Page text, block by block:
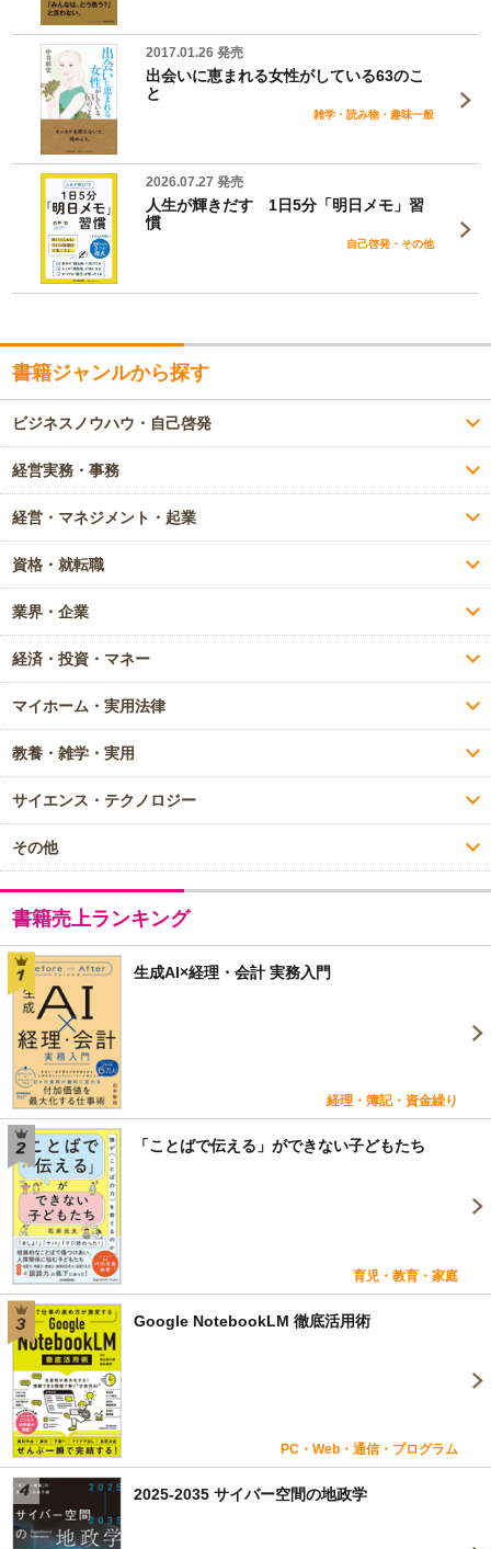
2017.01.26 発売
出会いに恵まれる女性がしている63のこ
と
雑学・読み物・趣味一般
2026.07.27 発売
人生が輝きだす 1日5分「明日メモ」習
慣
自己啓発・その他
書籍ジャンルから探す
ビジネスノウハウ・自己啓発
経営実務・事務
経営・マネジメント・起業
資格・就転職
業界・企業
経済・投資・マネー
マイホーム・実用法律
教養・雑学・実用
サイエンス・テクノロジー
その他
書籍売上ランキング
生成AI×経理・会計 実務入門
経理・簿記・資金繰り
「ことばで伝える」ができない子どもたち
育児・教育・家庭
Google NotebookLM 徹底活用術
PC・Web・通信・プログラム
2025-2035 サイバー空間の地政学